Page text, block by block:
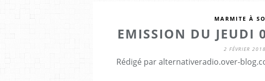
MARMITE À
EMISSION DU JEUDI
2 FÉVRIER 2018
Rédigé par alternativeradio.over-